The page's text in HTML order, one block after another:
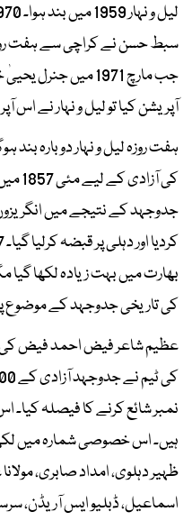
سبط حسن نے کراچی سے ہفت روزہ
جب مارچ 1971 میں
آپریشن کیا تو لیل و نہار نے
ہفت روزہ لیل و نہار دوبارہ بند
کی
جدوجہد کے نتیجے میں انگریزوں
بھارت میں بہت زیادہ لکھا گیا
کی تاریخی جدوجہد کے موضوع
عظیم شاعر فیض احمد فیض کی
ہیں۔ اس خصوصی شمارہ میں
ظہیر دہلوی، امداد صابری،
اسماعیل، ڈبلیو ایس آریڈن،